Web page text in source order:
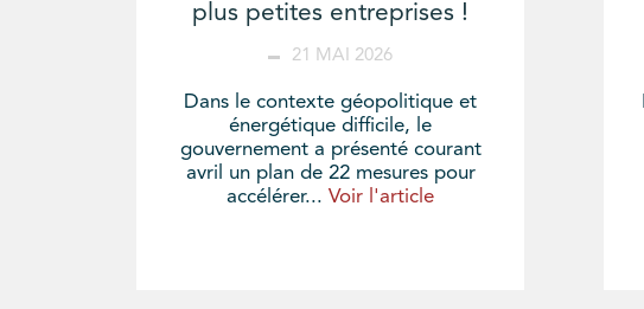
plus petites entreprises !
21 MAI 2026
Dans le contexte géopolitique et
énergétique difficile, le
gouvernement a présenté courant
avril un plan de 22 mesures pour
accélérer...Voir l'article